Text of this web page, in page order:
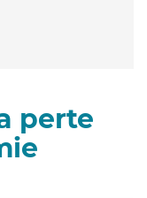
perte